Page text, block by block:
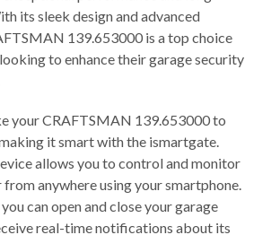
its sleek design and advanced
139.653000 is a top choice
to enhance their garage security
your CRAFTSMAN 139.653000 to
it smart with the ismartgate.
allows you to control and monitor
anywhere using your smartphone.
can open and close your garage
real-time notifications about its